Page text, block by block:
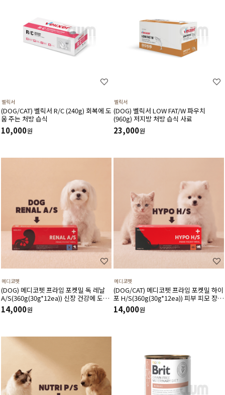
벨릭서
(DOG/CAT) 벨릭서 R/C (240g) 회복에 도
움 주는 처방 습식
10,000원
벨릭서
(DOG) 벨릭서 LOW FAT/W 파우치
(960g) 저지방 처방 습식 사료
23,000원
메디코펫
(DOG) 메디코펫 프라임 포켓밀 독 레날
A/S(360g(30g*12ea)) 신장 건강에 도움
주는 가수분해 닭고기 처방캔
14,000원
메디코펫
(DOG/CAT) 메디코펫 프라임 포켓밀 하이
포 H/S(360g(30g*12ea)) 피부 피모 장벽
강화에 도움주는 가수분해 연어 처방캔
14,000원